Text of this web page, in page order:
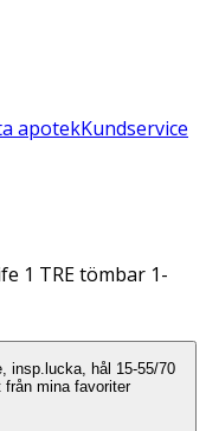
apotekKundservice
1 TRE tömbar 1-
insp.lucka, hål 15-55/70
mina favoriter